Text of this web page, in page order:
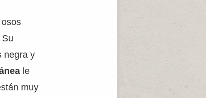
Su
negra y
le
muy